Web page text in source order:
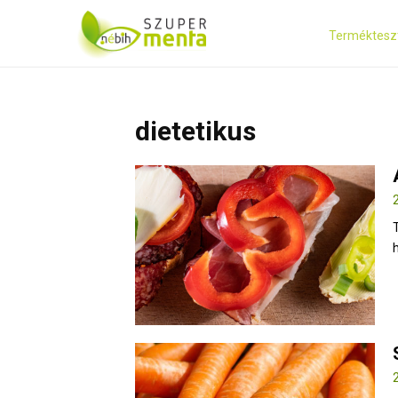
dietetikus